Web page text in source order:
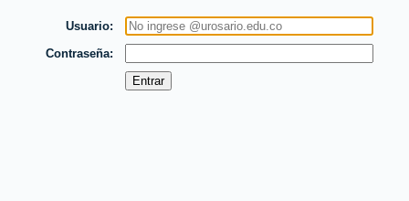
Usuario
Contraseña